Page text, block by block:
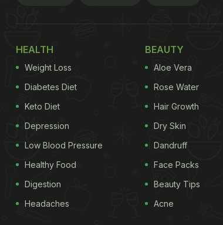
HEALTH
Weight Loss
Diabetes Diet
Keto Diet
Depression
Low Blood Pressure
Healthy Food
Digestion
Headaches
BEAUTY
Aloe Vera
Rose Water
Hair Growth
Dry Skin
Dandruff
Face Packs
Beauty Tips
Acne